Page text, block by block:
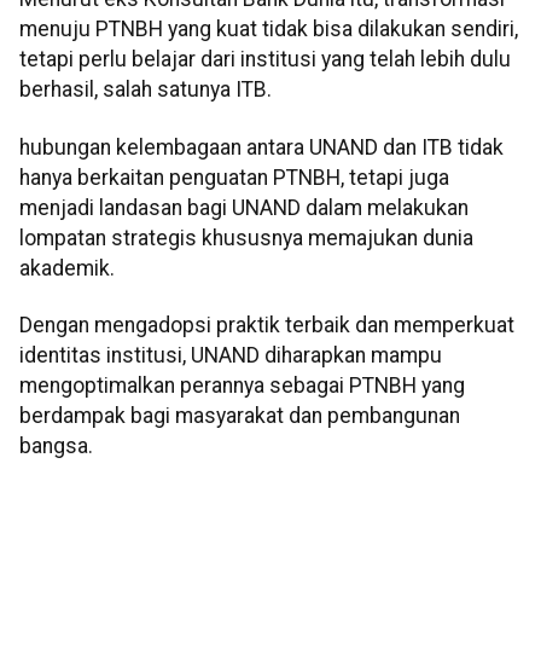
menuju PTNBH yang kuat tidak bisa dilakukan sendiri,
tetapi perlu belajar dari institusi yang telah lebih dulu
berhasil, salah satunya ITB.
hubungan kelembagaan antara UNAND dan ITB tidak
hanya berkaitan penguatan PTNBH, tetapi juga
menjadi landasan bagi UNAND dalam melakukan
lompatan strategis khususnya memajukan dunia
akademik.
Dengan mengadopsi praktik terbaik dan memperkuat
identitas institusi, UNAND diharapkan mampu
mengoptimalkan perannya sebagai PTNBH yang
berdampak bagi masyarakat dan pembangunan
bangsa.